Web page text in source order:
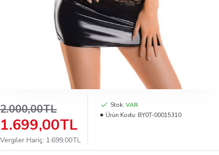
1.699,00TL
2.000,00TL
Vergiler Hariç: 1.699,00TL
Stok: VAR
Ürün Kodu: BY0T-00015310